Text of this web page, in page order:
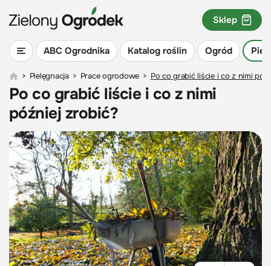
ABC Ogrodnika Katalog roślin Ogród
Sklep
> Pielęgnacja > Prace ogrodowe > Po co grabić liście i co z nimi
Po co grabić liście i co z nimi
później zrobić?